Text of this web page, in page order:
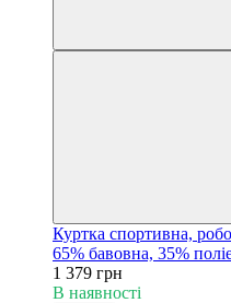
Куртка спортивна,
65% бавовна, 35%
1 379 грн
В наявності